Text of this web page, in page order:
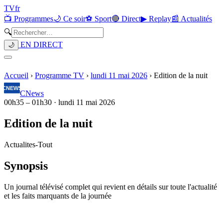
TVfr
📺 Programmes🌙 Ce soir⚽ Sport🔴 Direct▶ Replay📰 Actualités
🔍
🌙 EN DIRECT
Accueil › Programme TV › lundi 11 mai 2026 › Edition de la nuit
CNews
00h35 – 01h30 · lundi 11 mai 2026
Edition de la nuit
Actualites-Tout
Synopsis
Un journal télévisé complet qui revient en détails sur toute l'actualité
et les faits marquants de la journée